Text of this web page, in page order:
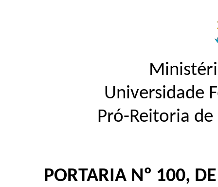
Universidade
Pró-Reitoria de
PORTARIA Nº 100,